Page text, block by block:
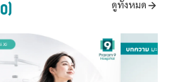
ดูทั้งหมด